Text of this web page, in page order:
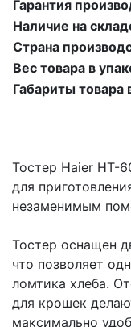
Тостер Haier HT-
для
незаменимым
Тостер оснащен
что позволяет
ломтика хлеба.
для крошек
максимально
Гарантия
Наличие на
Страна
Вес товара в
Габариты товара